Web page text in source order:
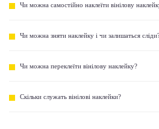
Чи можна самостійно наклеїти вінілову
Чи можна зняти наклейку і чи залишаться
Чи можна переклеїти вінілову наклейку?
Скільки служать вінілові наклейки?